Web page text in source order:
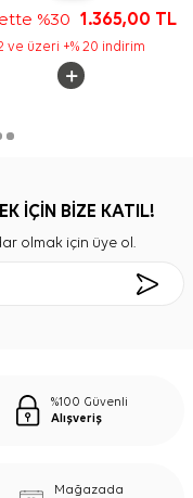
%30 1.365,00 TL
ve üzeri +% 20 indirim
İÇİN BİZE KATIL!
olmak için üye ol.
%100 Güvenli
Alışveriş
Mağazada